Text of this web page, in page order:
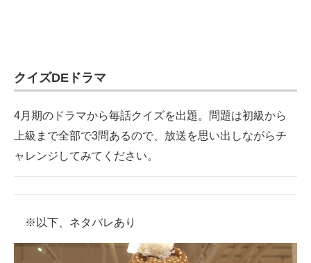
IT製品の技術・比較・事例
製造業のIT導入・活用を支援
モノづくり技術者専門サイト
電子設計の基本と応用
エネルギーの専門メディア
建設×テクノロジーの最前線
クイズDEドラマ
4月期のドラマから毎話クイズを出題。問題は初級から
上級まで全部で3問あるので、放送を思い出しながらチ
ャレンジしてみてください。
※以下、ネタバレあり